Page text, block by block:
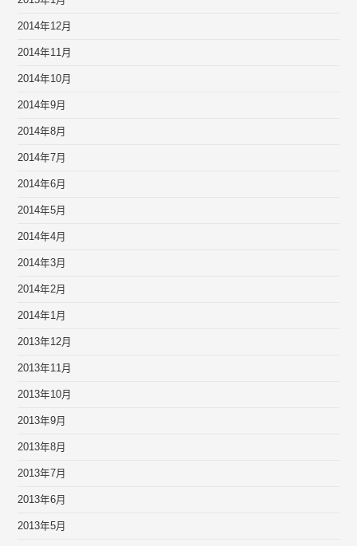
2014年12月
2014年11月
2014年10月
2014年9月
2014年8月
2014年7月
2014年6月
2014年5月
2014年4月
2014年3月
2014年2月
2014年1月
2013年12月
2013年11月
2013年10月
2013年9月
2013年8月
2013年7月
2013年6月
2013年5月